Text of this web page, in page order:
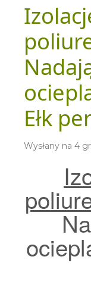
Ełk
Wysłany na 4